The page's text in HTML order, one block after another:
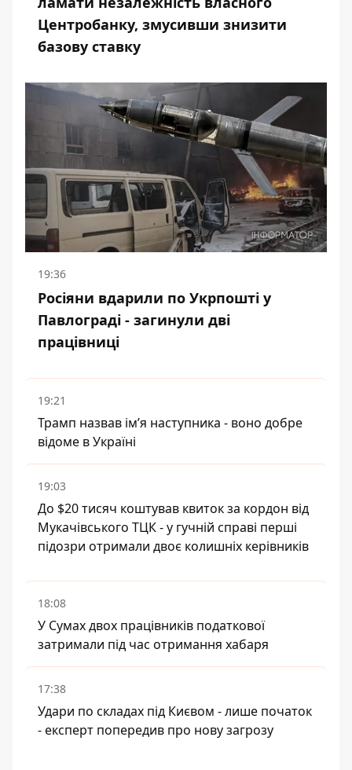
Центробанку, змусивши знизити
базову ставку
19:36
Росіяни вдарили по Укрпошті у
Павлограді - загинули дві
працівниці
19:21
Трамп назвав імʼя наступника - воно добре
відоме в Україні
19:03
До $20 тисяч коштував квиток за кордон від
Мукачівського ТЦК - у гучній справі перші
підозри отримали двоє колишніх керівників
18:08
У Сумах двох працівників податкової
затримали під час отримання хабаря
17:38
Удари по складах під Києвом - лише початок
- експерт попередив про нову загрозу